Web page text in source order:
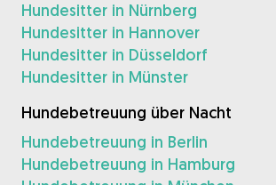
Hundesitter in Nürnberg
Hundesitter in Hannover
Hundesitter in Düsseldorf
Hundesitter in Münster
Hundebetreuung über Nacht
Hundebetreuung in Berlin
Hundebetreuung in Hamburg